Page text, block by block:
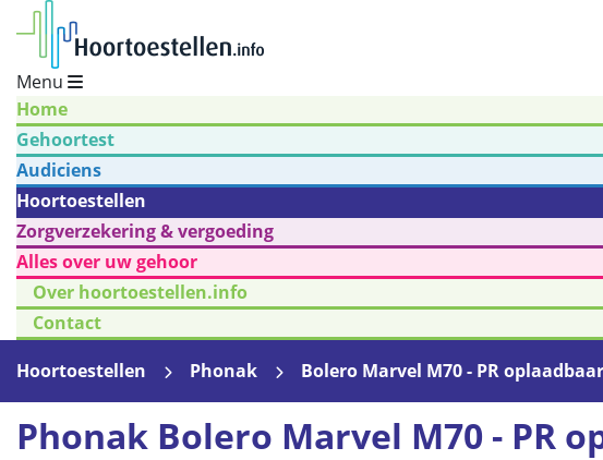
Menu
Home
Gehoortest
Audiciens
Hoortoestellen
Zorgverzekering & vergoeding
Alles over uw gehoor
Over hoortoestellen.info
Contact
Hoortoestellen
Phonak Bolero Marvel M70 - PR oplaadbaar
Phonak Bolero Marvel M70 - PR